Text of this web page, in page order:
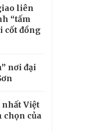
liên
“tấm
cốt đồng
nơi đại
nhất Việt
chọn của